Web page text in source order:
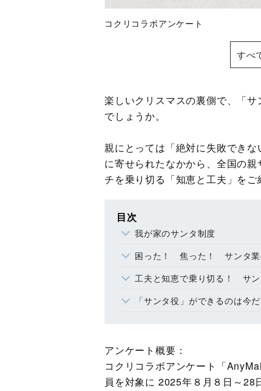
コクリコラボアンケート
すべ
楽しいクリスマスの裏側で、「
でしょうか。
親にとっては「絶対に失敗でき
に寄せられたなかから、全国の
チを乗り切る「知恵と工夫」をご
目次
我が家のサンタ制度
困った！ 焦った！ サンタ業
工夫と知恵で乗り切る！ サ
「サンタ役」ができるのは
アンケート概要：
コクリコラボアンケート「
員を対象に 2025年８月８日～28